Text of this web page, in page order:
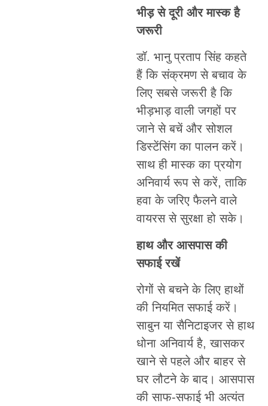
भीड़ से दूरी और मास्क है
जरूरी
डॉ. भानु प्रताप सिंह कहते
हैं कि संक्रमण से बचाव के
लिए सबसे जरूरी है कि
भीड़भाड़ वाली जगहों पर
जाने से बचें और सोशल
डिस्टेंसिंग का पालन करें।
साथ ही मास्क का प्रयोग
अनिवार्य रूप से करें, ताकि
हवा के जरिए फैलने वाले
वायरस से सुरक्षा हो सके।
हाथ और आसपास की
सफाई रखें
रोगों से बचने के लिए हाथों
की नियमित सफाई करें।
साबुन या सैनिटाइजर से हाथ
धोना अनिवार्य है, खासकर
खाने से पहले और बाहर से
घर लौटने के बाद। आसपास
की साफ-सफाई भी अत्यंत